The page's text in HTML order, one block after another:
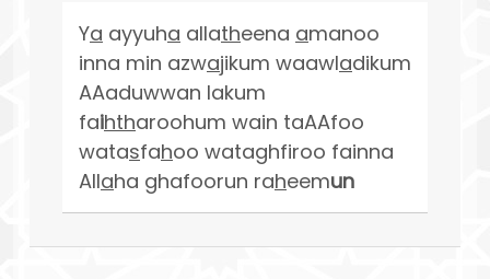
Ya ayyuha allatheena amanoo
inna min azwajikum waawladikum
AAaduwwan lakum
faihtharoohum wain taAAfoo
watasfahoo wataghfiroo fainna
Allaha ghafoorun raheemun